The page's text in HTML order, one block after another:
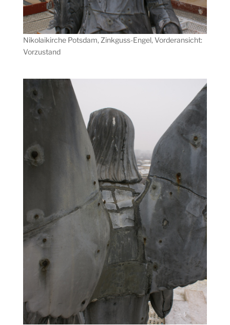
Nikolaikirche Potsdam, Zinkguss-Engel, Vorderansicht:
Vorzustand